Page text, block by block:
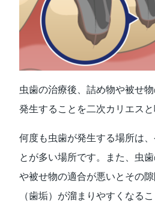
虫歯の治療後、詰め物や被せ
発生することを二次カリエスと
何度も虫歯が発生する場所は
とが多い場所です。また、虫
や被せ物の適合が悪いとその
（歯垢）が溜まりやすくなる